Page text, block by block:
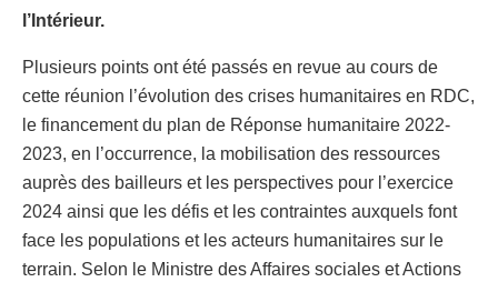
l’Intérieur.
Plusieurs points ont été passés en revue au cours de
cette réunion l’évolution des crises humanitaires en RDC,
le financement du plan de Réponse humanitaire 2022-
2023, en l’occurrence, la mobilisation des ressources
auprès des bailleurs et les perspectives pour l’exercice
2024 ainsi que les défis et les contraintes auxquels font
face les populations et les acteurs humanitaires sur le
terrain. Selon le Ministre des Affaires sociales et Actions